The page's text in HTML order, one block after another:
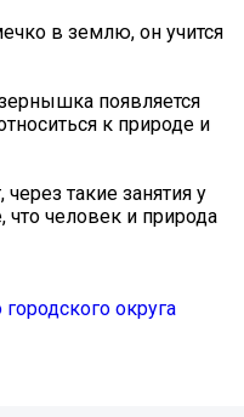
в землю, он учится
появляется
к природе и
такие занятия у
человек и природа
округа